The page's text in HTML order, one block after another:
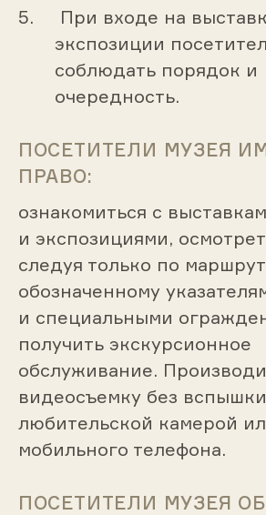
При входе на
экспозиции
соблюдать порядок и
очередность.
ПОСЕТИТЕЛИ МУЗЕЯ
ПРАВО:
ознакомиться с
и экспозициями,
следуя только по
обозначенному
и специальными
получить экскурсионное
обслуживание.
видеосъемку без вспышки
любительской камерой
мобильного телефона.
ПОСЕТИТЕЛИ МУЗЕЯ